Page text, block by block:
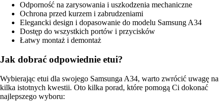
Odporność na zarysowania i uszkodzenia mechaniczne
Ochrona przed kurzem i zabrudzeniami
Elegancki design i dopasowanie do modelu Samsung A34
Dostęp do wszystkich portów i przycisków
Łatwy montaż i demontaż
Jak dobrać odpowiednie etui?
Wybierając etui dla swojego Samsunga A34, warto zwrócić uwagę na
kilka istotnych kwestii. Oto kilka porad, które pomogą Ci dokonać
najlepszego wyboru: